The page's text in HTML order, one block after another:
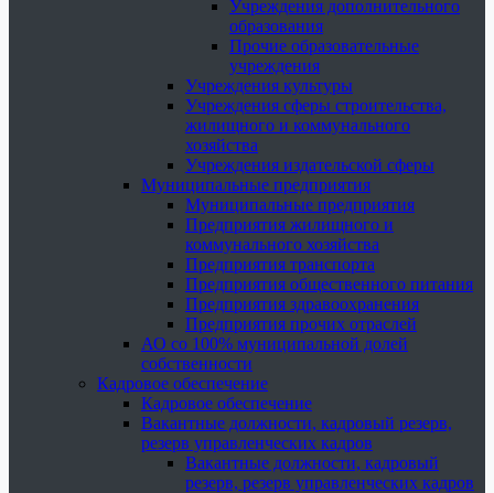
Учреждения дополнительного
образования
Прочие образовательные
учреждения
Учреждения культуры
Учреждения сферы строительства,
жилищного и коммунального
хозяйства
Учреждения издательской сферы
Муниципальные предприятия
Муниципальные предприятия
Предприятия жилищного и
коммунального хозяйства
Предприятия транспорта
Предприятия общественного питания
Предприятия здравоохранения
Предприятия прочих отраслей
АО со 100% муниципальной долей
собственности
Кадровое обеспечение
Кадровое обеспечение
Вакантные должности, кадровый резерв,
резерв управленческих кадров
Вакантные должности, кадровый
резерв, резерв управленческих кадров